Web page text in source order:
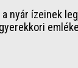
ízeinek